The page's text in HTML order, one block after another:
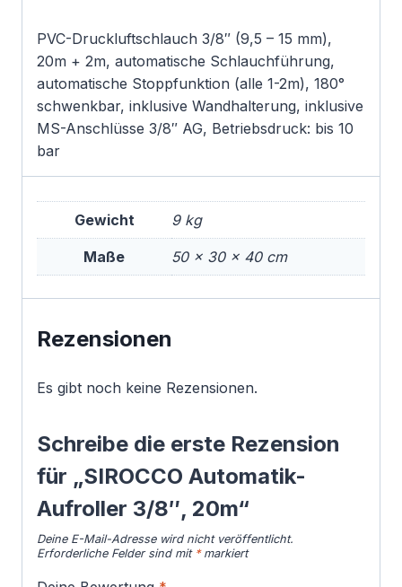
PVC-Druckluftschlauch 3/8″ (9,5 – 15 mm),
20m + 2m, automatische Schlauchführung,
automatische Stoppfunktion (alle 1-2m), 180°
schwenkbar, inklusive Wandhalterung, inklusive
MS-Anschlüsse 3/8″ AG, Betriebsdruck: bis 10
bar
Gewicht 9 kg
Maße 50 × 30 × 40 cm
Rezensionen
Es gibt noch keine Rezensionen.
Schreibe die erste Rezension
für „SIROCCO Automatik-
Aufroller 3/8″, 20m“
Deine E-Mail-Adresse wird nicht veröffentlicht.
Erforderliche Felder sind mit *markiert